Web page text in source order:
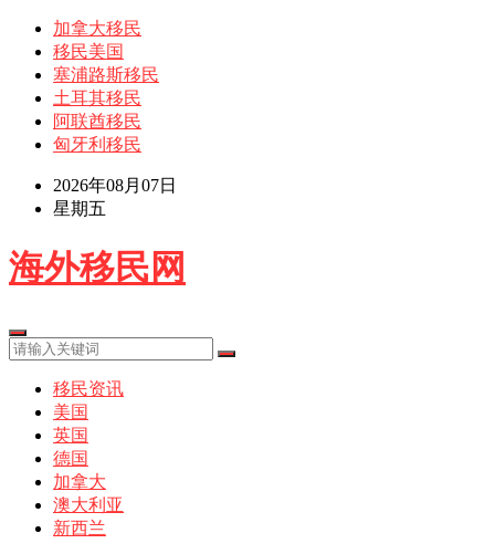
加拿大移民
移民美国
塞浦路斯移民
土耳其移民
阿联酋移民
匈牙利移民
2026年08月07日
星期五
海外移民网
移民资讯
美国
英国
德国
加拿大
澳大利亚
新西兰